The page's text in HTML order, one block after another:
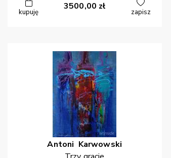
kupuję
3500,00 zł
zapisz
Antoni Karwowski